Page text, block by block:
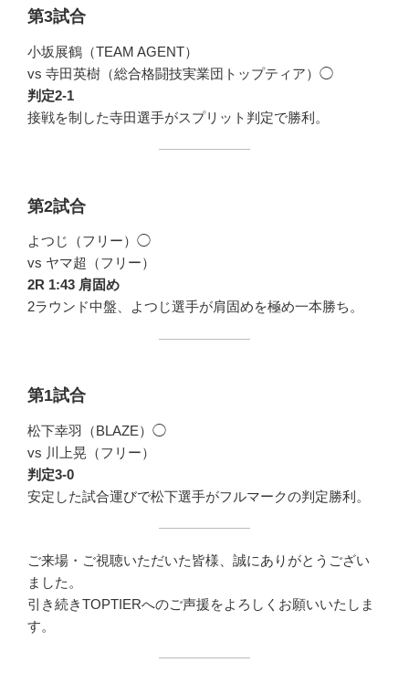
第3試合
小坂展鶴（TEAM AGENT）
vs 寺田英樹（総合格闘技実業団トップティア）◯
判定2-1
接戦を制した寺田選手がスプリット判定で勝利。
第2試合
よつじ（フリー）◯
vs ヤマ超（フリー）
2R 1:43 肩固め
2ラウンド中盤、よつじ選手が肩固めを極め一本勝ち。
第1試合
松下幸羽（BLAZE）◯
vs 川上晃（フリー）
判定3-0
安定した試合運びで松下選手がフルマークの判定勝利。
ご来場・ご視聴いただいた皆様、誠にありがとうござい
ました。
引き続きTOPTIERへのご声援をよろしくお願いいたしま
す。